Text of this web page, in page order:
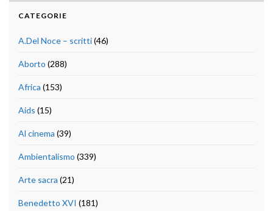
CATEGORIE
A.Del Noce – scritti(46)
Aborto (288)
Africa (153)
Aids (15)
Al cinema (39)
Ambientalismo (339)
Arte sacra (21)
Benedetto XVI (181)